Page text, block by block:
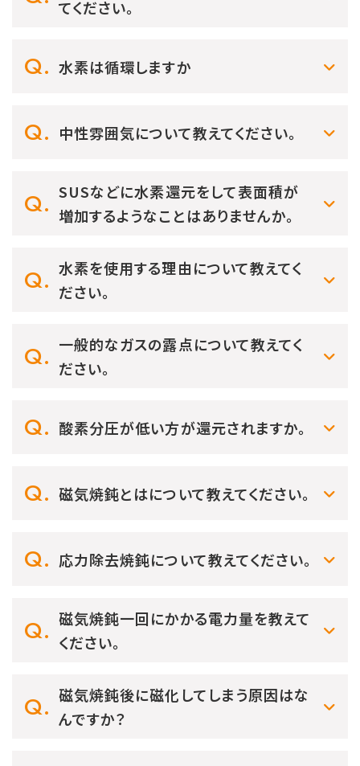
てください。
水素は循環しますか
中性雰囲気について教えてください。
SUSなどに水素還元をして表面積が
増加するようなことはありませんか。
水素を使用する理由について教えてく
ださい。
一般的なガスの露点について教えてく
ださい。
酸素分圧が低い方が還元されますか。
磁気焼鈍とはについて教えてください。
応力除去焼鈍について教えてください。
磁気焼鈍一回にかかる電力量を教えて
ください。
磁気焼鈍後に磁化してしまう原因はな
んですか？